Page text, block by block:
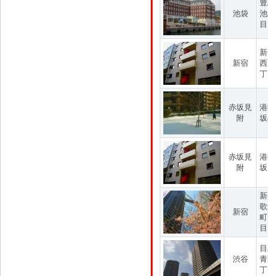
池袋
新宿
赤坂見
附
赤坂見
附
新宿
目
渋谷